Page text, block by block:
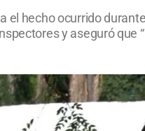
el hecho ocurrido
y aseguró